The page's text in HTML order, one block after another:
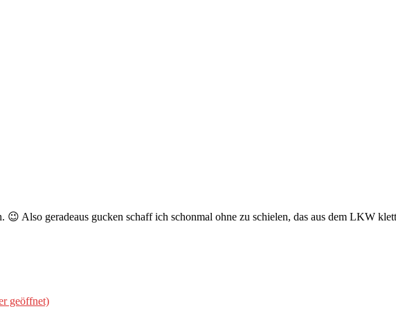
Also geradeaus gucken schaff ich schonmal ohne zu schielen, das aus dem LKW
geöffnet)